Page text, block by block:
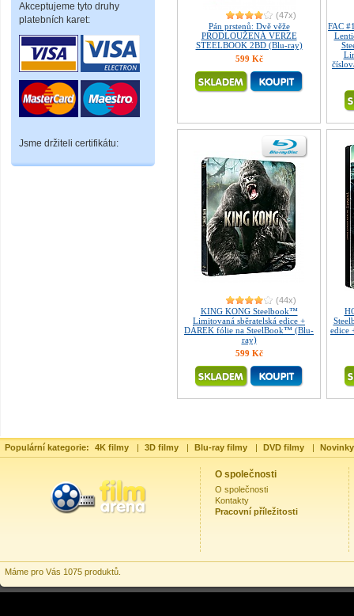
Akceptujeme tyto druhy
platebních karet:
Jsme držiteli certifikátu:
(47x)
Pán prstenů: Dvě věže
PRODLOUŽENÁ VERZE
STEELBOOK 2BD (Blu-ray)
599 Kč
FAC
(44x)
KING KONG Steelbook™
Limitovaná sběratelská edice +
DÁREK fólie na SteelBook™ (Blu-
ray)
599 Kč
edice
Populární kategorie: 4K filmy | 3D filmy | Blu-ray filmy | DVD filmy |
O společnosti
O společnosti
Kontakty
Pracovní příležitosti
Máme pro Vás 1075 produktů.